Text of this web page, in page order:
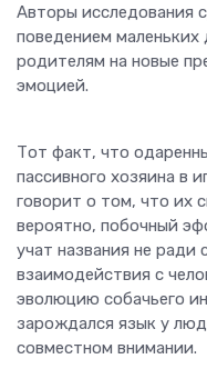
Авторы исследования
поведением
родителям на новые
эмоцией.
Тот факт, что
пассивного хозяина в
говорит о том, что их
вероятно, побочный
учат названия не ради
взаимодействия с
эволюцию собачьего
зарождался язык у
совместном внимании.